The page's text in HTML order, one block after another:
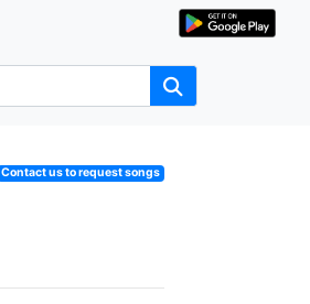
Contact us to request songs